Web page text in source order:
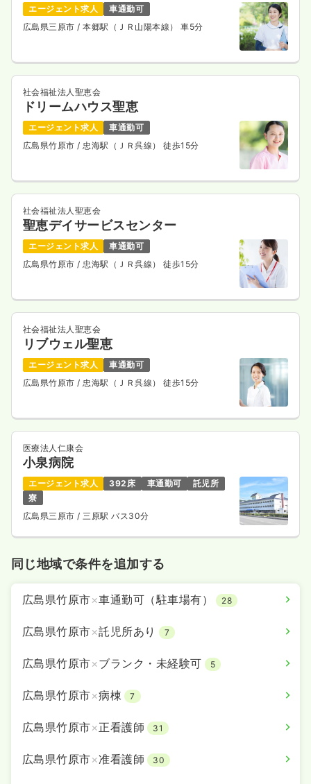
エージェント求人
車通勤可
広島県三原市/ 本郷駅（ＪＲ山陽本線） 車5分
社会福祉法人聖恵会
ドリームハウス聖恵
エージェント求人
車通勤可
広島県竹原市/ 忠海駅（ＪＲ呉線） 徒歩15分
社会福祉法人聖恵会
聖恵デイサービスセンター
エージェント求人
車通勤可
広島県竹原市/ 忠海駅（ＪＲ呉線） 徒歩15分
社会福祉法人聖恵会
リブウェル聖恵
エージェント求人
車通勤可
広島県竹原市/ 忠海駅（ＪＲ呉線） 徒歩15分
医療法人仁康会
小泉病院
エージェント求人 392床 車通勤可
託児所
寮
広島県三原市 / 三原駅 バス30分
同じ地域で条件を追加する
広島県竹原市×車通勤可（駐車場有） 28
広島県竹原市×託児所あり 7
広島県竹原市×ブランク・未経験可 5
広島県竹原市×病棟 7
広島県竹原市×正看護師 31
広島県竹原市×准看護師 30